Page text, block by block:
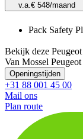
v.a.€ 548/maand
Pack Safety
Bekijk deze
Van Mossel
Openingstijden
+31 88 001 45 00
Mail ons
Plan route